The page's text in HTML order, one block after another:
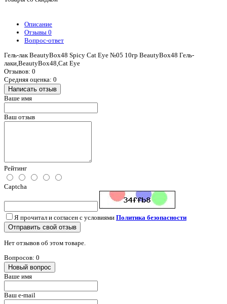
Описание
Отзывы 0
Вопрос-ответ
Гель-лак BeautyBox48 Spicy Cat Eye №05 10гр BeautyBox48 Гель-
лаки,BeautyBox48,Cat Eye
Отзывов: 0
Средняя оценка: 0
Написать отзыв
Ваше имя
Ваш отзыв
Рейтинг
Captcha
Я прочитал и согласен с условиями Политика безопасности
Отправить свой отзыв
Нет отзывов об этом товаре.
Вопросов: 0
Новый вопрос
Ваше имя
Ваш e-mail